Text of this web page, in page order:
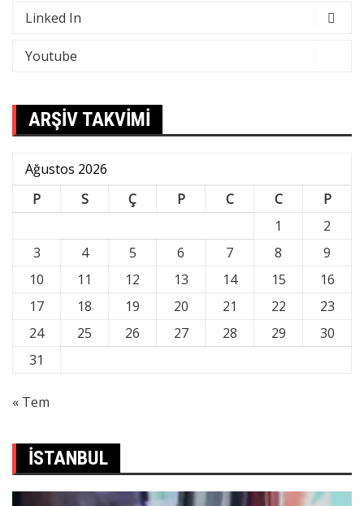
Linked In
Youtube
ARŞİV TAKVİMİ
Ağustos 2026
P
S Ç P C C
P
1
2
3
4 5 6 7 8
9
10
11 12 13 14 15
16
17
18 19 20 21 22
23
24
25 26 27 28 29
30
31
« Tem
İSTANBUL